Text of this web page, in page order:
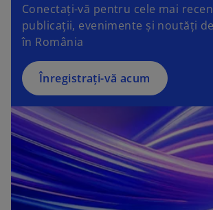
Conectați-vă pentru cele mai
publicații, evenimente și noutăți
în România
Înregistrați-vă acum